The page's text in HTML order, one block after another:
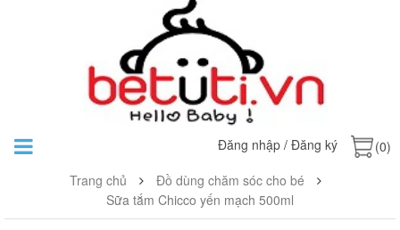
Đăng nhập / Đăng ký
(0)
Trang chủ
Đồ dùng chăm sóc cho bé
Sữa tắm Chicco yến mạch 500ml